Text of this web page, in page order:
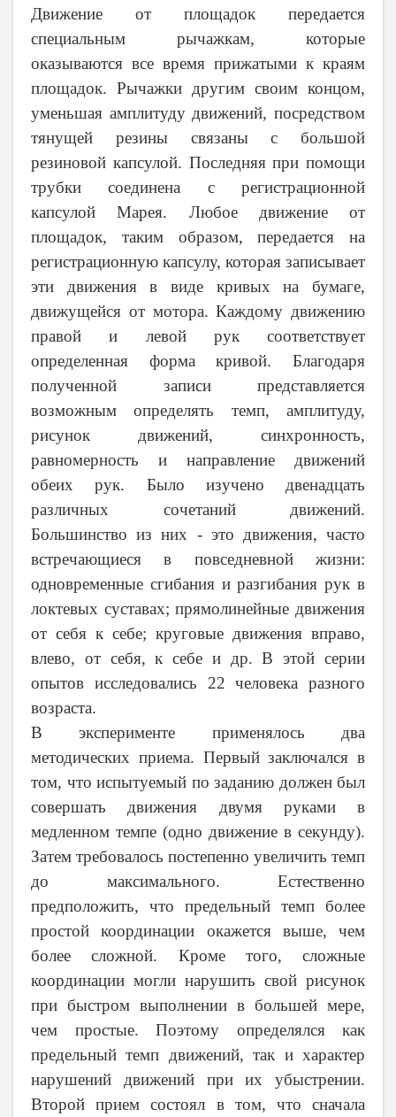
Движение от площадок передается
специальным рычажкам, которые
оказываются все время прижатыми к краям
площадок. Рычажки другим своим концом,
уменьшая амплитуду движений, посредством
тянущей резины связаны с большой
резиновой капсулой. Последняя при помощи
трубки соединена с регистрационной
капсулой Марея. Любое движение от
площадок, таким образом, передается на
регистрационную капсулу, которая записывает
эти движения в виде кривых на бумаге,
движущейся от мотора. Каждому движению
правой и левой рук соответствует
определенная форма кривой. Благодаря
полученной записи представляется
возможным определять темп, амплитуду,
рисунок движений, синхронность,
равномерность и направление движений
обеих рук. Было изучено двенадцать
различных сочетаний движений.
Большинство из них - это движения, часто
встречающиеся в повседневной жизни:
одновременные сгибания и разгибания рук в
локтевых суставах; прямолинейные движения
от себя к себе; круговые движения вправо,
влево, от себя, к себе и др. В этой серии
опытов исследовались 22 человека разного
возраста.
В эксперименте применялось два
методических приема. Первый заключался в
том, что испытуемый по заданию должен был
совершать движения двумя руками в
медленном темпе (одно движение в секунду).
Затем требовалось постепенно увеличить темп
до максимального. Естественно
предположить, что предельный темп более
простой координации окажется выше, чем
более сложной. Кроме того, сложные
координации могли нарушить свой рисунок
при быстром выполнении в большей мере,
чем простые. Поэтому определялся как
предельный темп движений, так и характер
нарушений движений при их убыстрении.
Второй прием состоял в том, что сначала